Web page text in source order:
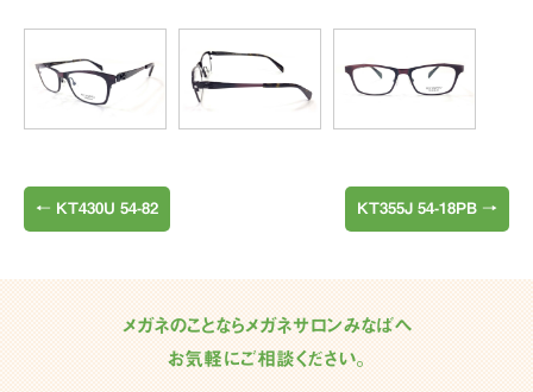
← KT430U 54-82 KT355J 54-18PB →
メガネのことならメガネサロンみなばへ
お気軽にご相談ください。